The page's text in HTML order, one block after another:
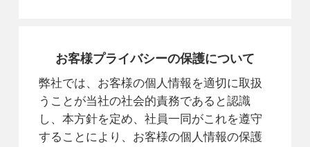
お客様プライバシーの保護について
弊社では、お客様の個人情報を適切に取扱
うことが当社の社会的責務であると認識
し、本方針を定め、社員一同がこれを遵守
することにより、お客様の個人情報の保護